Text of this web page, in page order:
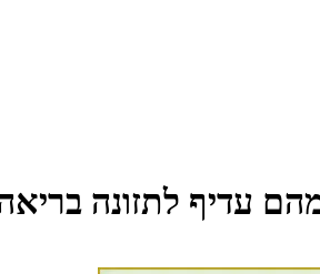
עדיף לתזונה